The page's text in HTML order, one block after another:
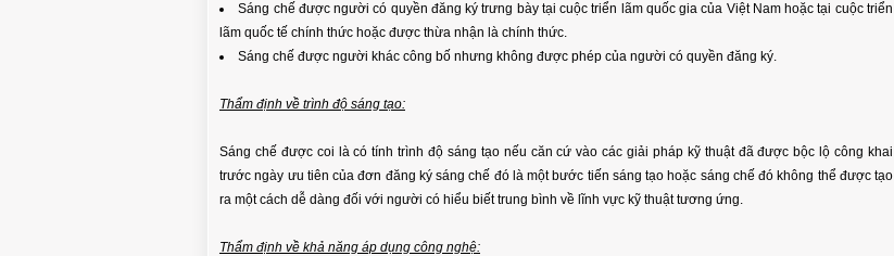
Sáng chế được người có quyền đăng ký trưng bày tại cuộc triển lãm quốc gia của Việt Nam hoặc tại cuộc triển
lãm quốc tế chính thức hoặc được thừa nhận là chính thức.
Sáng chế được người khác công bố nhưng không được phép của người có quyền đăng ký.
Thẩm định về trình độ sáng tạo:
Sáng chế được coi là có tính trình độ sáng tạo nếu căn cứ vào các giải pháp kỹ thuật đã được bộc lộ công khai
trước ngày ưu tiên của đơn đăng ký sáng chế đó là một bước tiến sáng tạo hoặc sáng chế đó không thể được tạo
ra một cách dễ dàng đối với người có hiểu biết trung bình về lĩnh vực kỹ thuật tương ứng.
Thẩm định về khả năng áp dụng công nghệ: